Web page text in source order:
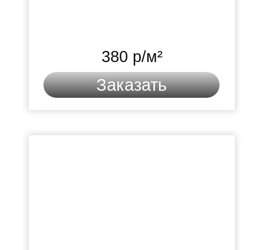
Заказать
380 р/м²